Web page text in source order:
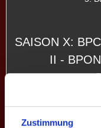
Zustimmung
SAISON X:
II -